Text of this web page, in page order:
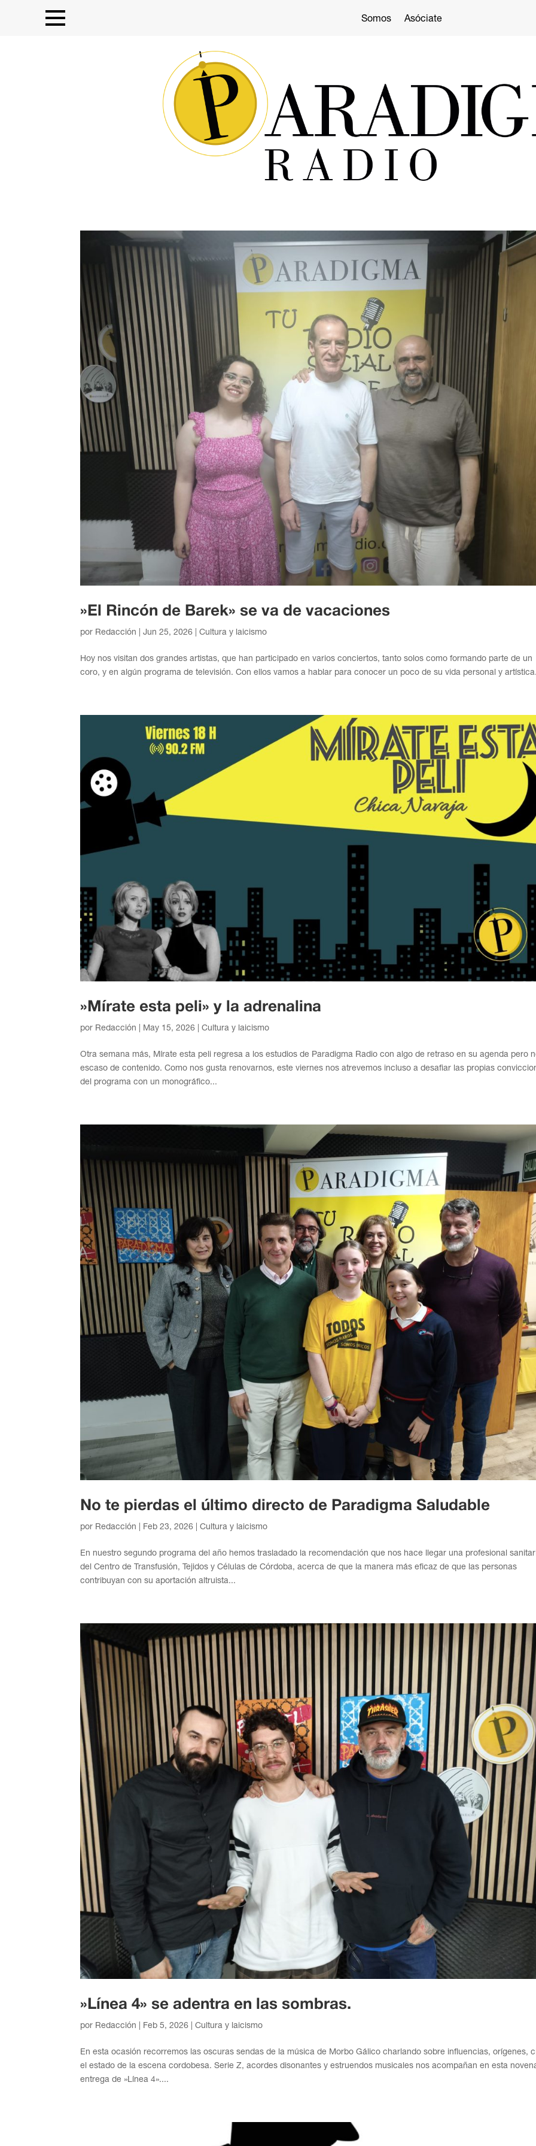
Somos Asóciate
»El Rincón de Barek» se va de vacaciones
por Redacción |Jun 25, 2026 |Cultura y laicismo
Hoy nos visitan dos grandes artistas, que han participado en varios conciertos, tanto solos como formando parte de un
coro, y en algún programa de televisión. Con ellos vamos a hablar para conocer un poco de su vida personal y
»Mírate esta peli» y la adrenalina
por Redacción May 15, 2026 |Cultura y laicismo
Otra semana más, Mírate esta peli regresa a los estudios de Paradigma Radio con algo de retraso en su agenda pero
escaso de contenido. Como nos gusta renovarnos, este viernes nos atrevemos incluso a desafiar las propias
del programa con un monográfico...
No te pierdas el último directo de Paradigma Saludable
por Redacción Feb 23, 2026 |Cultura y laicismo
En nuestro segundo programa del año hemos trasladado la recomendación que nos hace llegar una profesional
del Centro de Transfusión, Tejidos y Células de Córdoba, acerca de que la manera más eficaz de que las personas
contribuyan con su aportación altruista...
»Línea 4» se adentra en las sombras.
por Redacción Feb 5, 2026 |Cultura y laicismo
En esta ocasión recorremos las oscuras sendas de la música de Morbo Gálico charlando sobre influencias, orígenes,
el estado de la escena cordobesa. Serie Z, acordes disonantes y estruendos musicales nos acompañan en esta
entrega de »Línea 4»....